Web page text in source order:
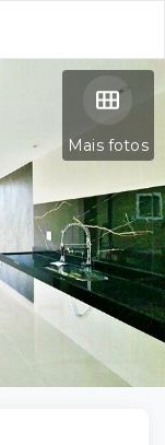
Mais fotos